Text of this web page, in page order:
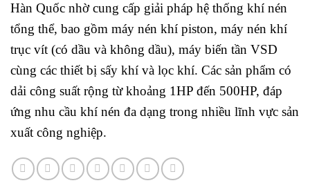
Hàn Quốc nhờ cung cấp giải pháp hệ thống khí nén
tổng thể, bao gồm máy nén khí piston, máy nén khí
trục vít (có dầu và không dầu), máy biến tần VSD
cùng các thiết bị sấy khí và lọc khí. Các sản phẩm có
dải công suất rộng từ khoảng 1HP đến 500HP, đáp
ứng nhu cầu khí nén đa dạng trong nhiều lĩnh vực sản
xuất công nghiệp.